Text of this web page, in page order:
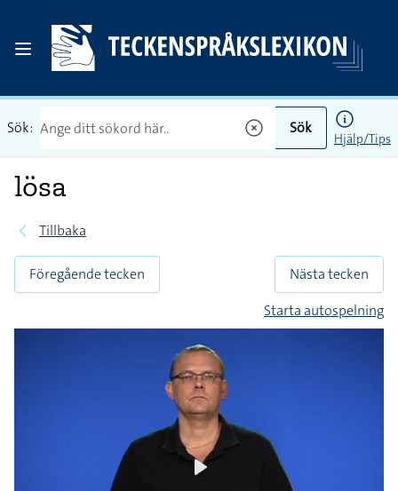
Sök: Sök
Hjälp/Tips
lösa
Tillbaka
Föregående tecken
Nästa tecken
Starta autospelning